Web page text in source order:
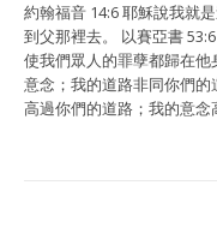
約翰福音 14:6 耶穌說我就
到父那裡去。 以賽亞書
使我們眾人的罪孽都歸在
意念；我的道路非同你們
高過你們的道路；我的意念